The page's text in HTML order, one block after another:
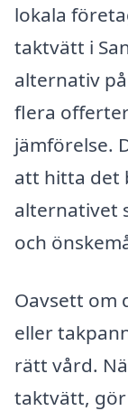
lokala
taktvätt i
alternativ
flera
jämförelse.
att hitta det
alternativet
och
Oavsett om
eller
rätt vård.
taktvätt,